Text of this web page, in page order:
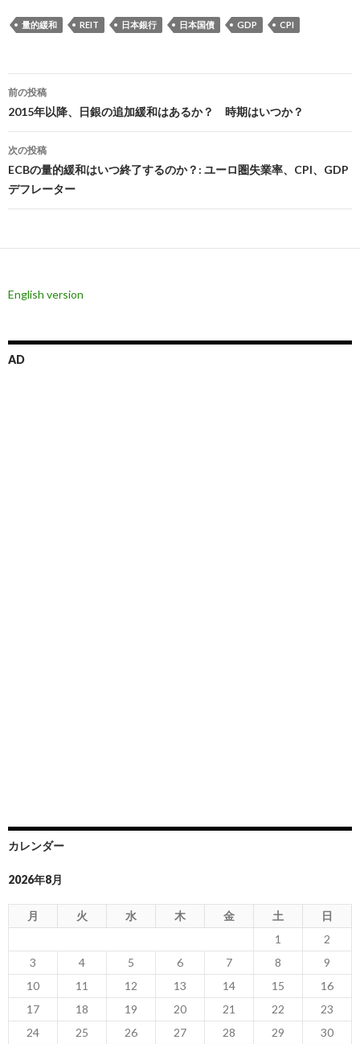
量的緩和 REIT 日本銀行 日本国債 GDP CPI
投
稿
ナ
ビ
ゲ
シ
前の投稿
2015年以降、日銀の追加緩和はあるか？ 時期はいつか？
次の投稿
ECBの量的緩和はいつ終了するのか？: ユーロ圏失業率、CPI、GDP
デフレーター
English version
AD
カレンダー
2026年8月
月 火 水 木 金 土
日
1
2
3
4 5 6 7 8
9
10
11 12 13 14 15
16
17
18 19 20 21 22
23
24
25 26 27 28 29
30